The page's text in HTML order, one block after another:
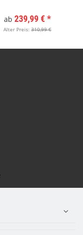
ab 239,99 €*
Alter Preis: 310,99 €